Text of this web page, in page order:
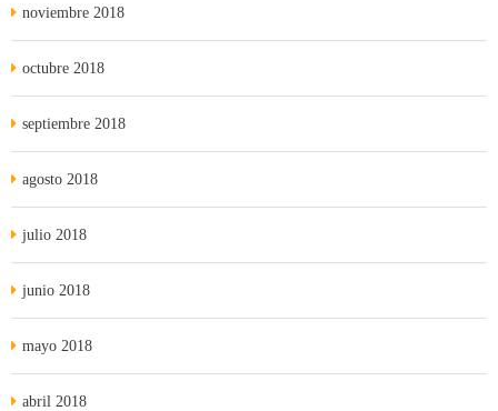
noviembre 2018
octubre 2018
septiembre 2018
agosto 2018
julio 2018
junio 2018
mayo 2018
abril 2018